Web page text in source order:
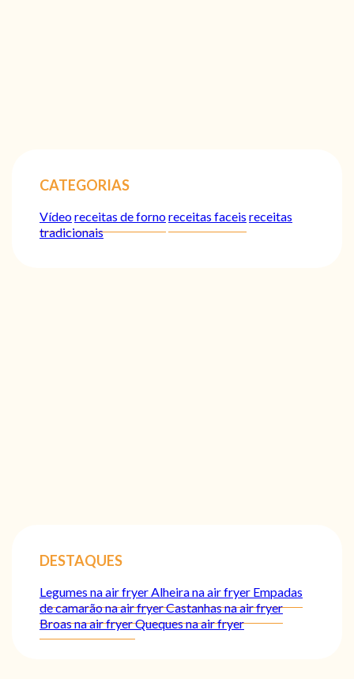
CATEGORIAS
Vídeoreceitas de fornoreceitas faceis receitas
tradicionais
DESTAQUES
Legumes na air fryerAlheira na air fryer Empadas
de camarão na air fryerCastanhas na air fryer
Broas na air fryerQueques na air fryer